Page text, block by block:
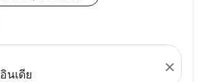
นเดีย
close